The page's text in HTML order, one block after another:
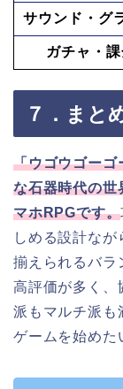
サウンド・グ
ガチャ・
７．まと
「ウゴウゴーゴ
な石器時代の世
マホRPGです。
しめる設計な
揃えられるバラ
高評価が多く、
派もマルチ派も
ゲームを始めた